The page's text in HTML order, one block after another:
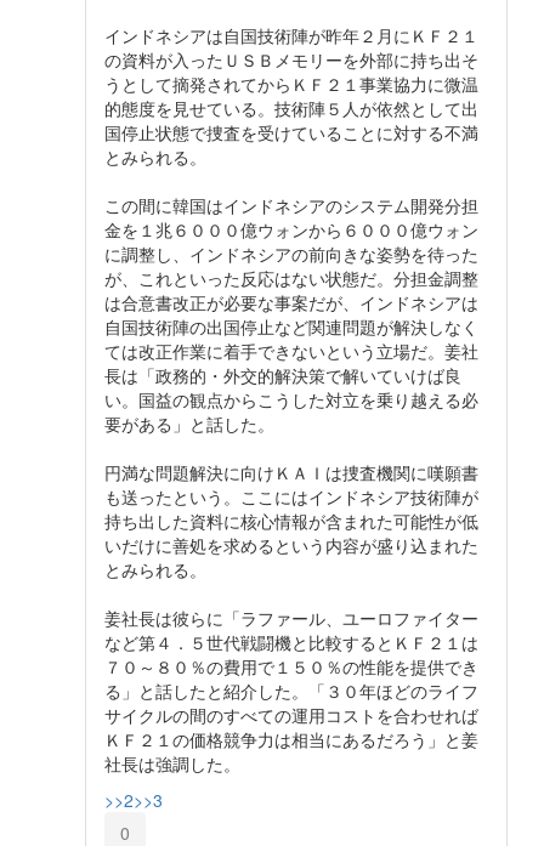
インドネシアは自国技術陣が昨年２月にＫＦ２１
の資料が入ったＵＳＢメモリーを外部に持ち出そ
うとして摘発されてからＫＦ２１事業協力に微温
的態度を見せている。技術陣５人が依然として出
国停止状態で捜査を受けていることに対する不満
とみられる。
この間に韓国はインドネシアのシステム開発分担
金を１兆６０００億ウォンから６０００億ウォン
に調整し、インドネシアの前向きな姿勢を待った
が、これといった反応はない状態だ。分担金調整
は合意書改正が必要な事案だが、インドネシアは
自国技術陣の出国停止など関連問題が解決しなく
ては改正作業に着手できないという立場だ。姜社
長は「政務的・外交的解決策で解いていけば良
い。国益の観点からこうした対立を乗り越える必
要がある」と話した。
円満な問題解決に向けＫＡＩは捜査機関に嘆願書
も送ったという。ここにはインドネシア技術陣が
持ち出した資料に核心情報が含まれた可能性が低
いだけに善処を求めるという内容が盛り込まれた
とみられる。
姜社長は彼らに「ラファール、ユーロファイター
など第４．５世代戦闘機と比較するとＫＦ２１は
７０～８０％の費用で１５０％の性能を提供でき
る」と話したと紹介した。「３０年ほどのライフ
サイクルの間のすべての運用コストを合わせれば
ＫＦ２１の価格競争力は相当にあるだろう」と姜
社長は強調した。
>>2>>3
0